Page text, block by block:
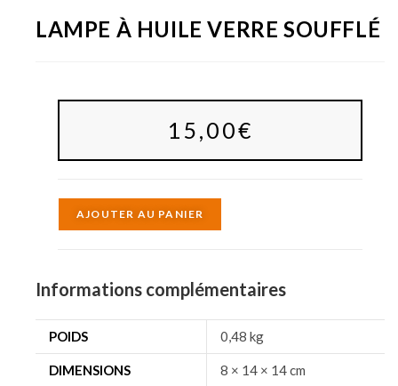
LAMPE À HUILE VERRE SOUFFLÉ
15,00€
AJOUTER AU PANIER
n
a
t
Informations complémentaires
POIDS 0,48 kg
DIMENSIONS 8 × 14 × 14 cm